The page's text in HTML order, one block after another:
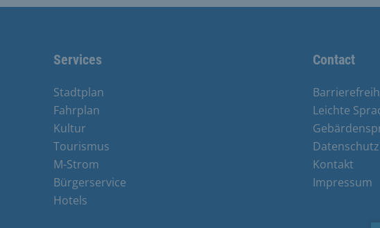
Services
Stadtplan
Fahrplan
Kultur
Tourismus
M-Strom
Bürgerservice
Hotels
Contact
Leichte
Datenschutz
Kontakt
Impressum